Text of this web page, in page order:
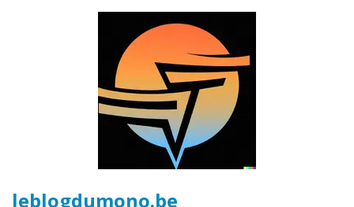
leblogdumono.be